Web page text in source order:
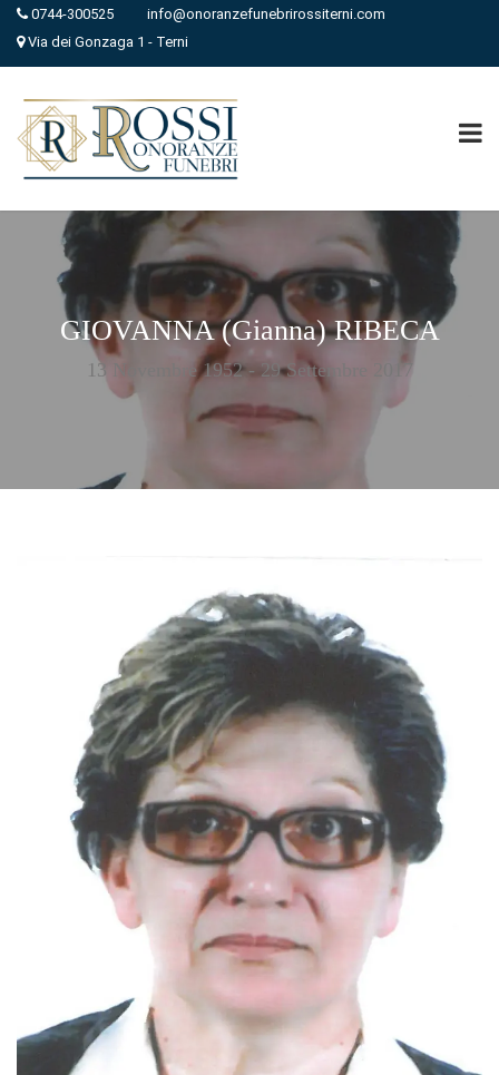
0744-300525
info@onoranzefunebrirossiterni.com
Via dei Gonzaga 1 - Terni
GIOVANNA (Gianna) RIBECA
13 Novembre 1952 - 29 Settembre 2017